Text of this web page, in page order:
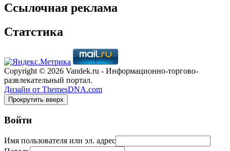
Ссылочная реклама
Статстика
Copyright © 2026 Vandek.ru - Информационно-торгово-
развлекательный портал.
Дизайн от ThemesDNA.com
Прокрутить вверх
Войти
Имя пользователя или эл. адрес